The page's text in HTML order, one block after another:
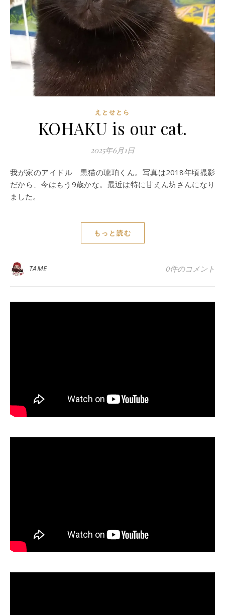
えとせとら
KOHAKU is our cat.
2025年6月1日
我が家のアイドル 黒猫の琥珀くん。写真は2018年頃撮影
だから、今はもう9歳かな。最近は特に甘えん坊さんになり
ました。
もっと読む
TAME 0件のコメント